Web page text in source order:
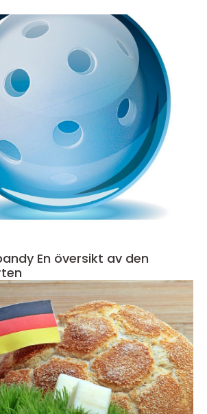
av den